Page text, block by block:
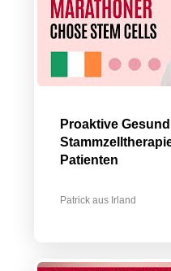
Proaktive
Patienten
Patrick aus Irland